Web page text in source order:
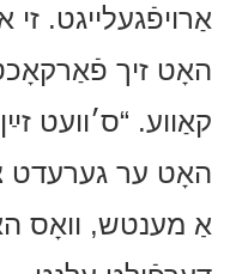
אַרויפֿגעלייגט. זי
האָט זיך
קאַווע. “ס׳וועט
האָט ער גערעדט
אַ מענטש, וואָס